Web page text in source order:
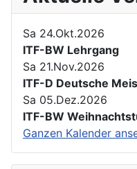
Sa 24.Okt.2026
ITF-BW Lehrgang
Sa 21.Nov.2026
ITF-D Deutsche
Sa 05.Dez.2026
ITF-BW
Ganzen Kalender